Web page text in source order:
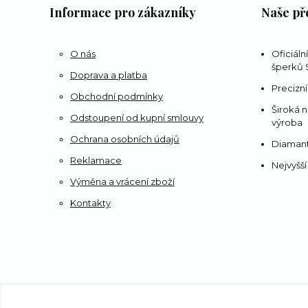
Informace pro zákazníky
O nás
Doprava a platba
Obchodní podmínky
Odstoupení od kupní smlouvy
Ochrana osobních údajů
Reklamace
Výměna a vrácení zboží
Kontakty
Naše
šperků
Široká
výroba